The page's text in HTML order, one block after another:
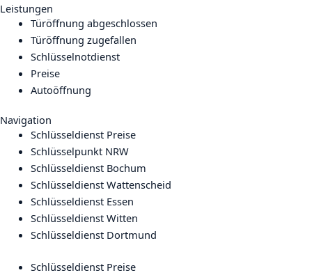
Leistungen
Türöffnung abgeschlossen
Türöffnung zugefallen
Schlüsselnotdienst
Preise
Autoöffnung
Navigation
Schlüsseldienst Preise
Schlüsselpunkt NRW
Schlüsseldienst Bochum
Schlüsseldienst Wattenscheid
Schlüsseldienst Essen
Schlüsseldienst Witten
Schlüsseldienst Dortmund
Schlüsseldienst Preise